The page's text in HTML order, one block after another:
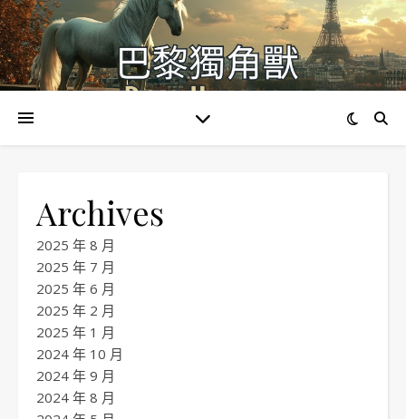
Archives
2025 年 8 月
2025 年 7 月
2025 年 6 月
2025 年 2 月
2025 年 1 月
2024 年 10 月
2024 年 9 月
2024 年 8 月